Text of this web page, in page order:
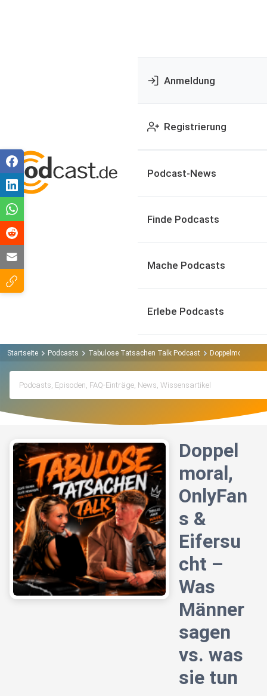
Anmeldung
Registrierung
Podcast-News
Finde Podcasts
Mache Podcasts
Erlebe Podcasts
Startseite Podcasts Tabulose Tatsachen Talk Podcast Doppelmoral,
Doppel
moral,
OnlyFan
s &
Eifersu
cht –
Was
Männer
sagen
vs. was
sie tun